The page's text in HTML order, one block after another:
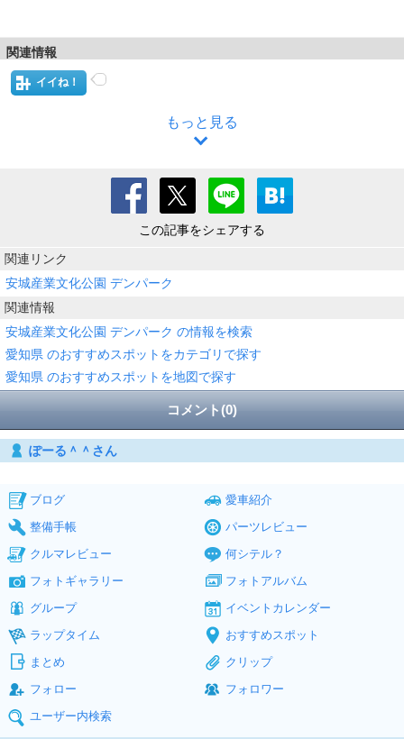
関連情報
イイね！
もっと見る
この記事をシェアする
関連リンク
安城産業文化公園 デンパーク
関連情報
安城産業文化公園 デンパーク の情報を検索
愛知県 のおすすめスポットをカテゴリで探す
愛知県 のおすすめスポットを地図で探す
コメント(0)
ぽーる＾＾さん
ブログ
愛車紹介
整備手帳
パーツレビュー
クルマレビュー
何シテル？
フォトギャラリー
フォトアルバム
グループ
イベントカレンダー
ラップタイム
おすすめスポット
まとめ
クリップ
フォロー
フォロワー
ユーザー内検索